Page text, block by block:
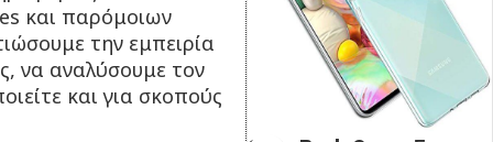
και παρόμοιων
την εμπειρία
να αναλύσουμε τον
και για σκοπούς